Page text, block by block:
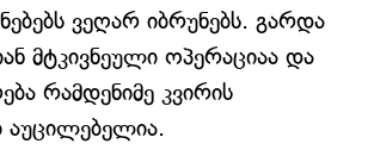
ვეღარ იბრუნებს. გარდა
მტკივნეული ოპერაციაა და
რამდენიმე კვირის
აუცილებელია.